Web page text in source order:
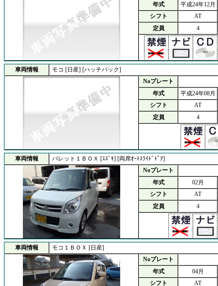
年式
平成24年12月
シフト
AT
定員
4
車両情報
モコ [日産] [ハッチバック]
Noプレート
年式
平成24年08月
シフト
AT
定員
4
車両情報
パレット１ＢＯＸ [ｽｽﾞｷ] [両席ｵｰﾄｽﾗｲﾄﾞﾄﾞｱ]
Noプレート
年式
02月
シフト
AT
定員
4
車両情報
モコ１ＢＯＸ [日産]
Noプレート
年式
04月
シフト
AT